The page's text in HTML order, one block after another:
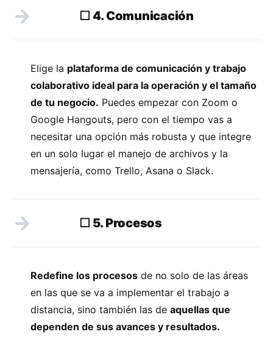
☐ 4. Comunicación
Elige la plataforma de comunicación y trabajo
colaborativo ideal para la operación y el tamaño
de tu negocio. Puedes empezar con Zoom o
Google Hangouts, pero con el tiempo vas a
necesitar una opción más robusta y que integre
en un solo lugar el manejo de archivos y la
mensajería, como Trello, Asana o Slack.
☐ 5. Procesos
Redefine los procesos de no solo de las áreas
en las que se va a implementar el trabajo a
distancia, sino también las de aquellas que
dependen de sus avances y resultados.